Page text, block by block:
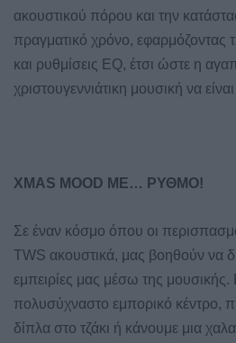
ακουστικού πόρου και την
πραγματικό χρόνο, εφαρμόζοντας
και ρυθμίσεις EQ, έτσι ώστε η
χριστουγεννιάτικη μουσική να
XMAS MOOD ΜΕ… ΡΥΘΜΟ!
Σε έναν κόσμο όπου οι
TWS ακουστικά, μας βοηθούν να
εμπειρίες μας μέσω της μουσικής.
πολυσύχναστο εμπορικό κέντρο,
δίπλα στο τζάκι ή κάνουμε μια